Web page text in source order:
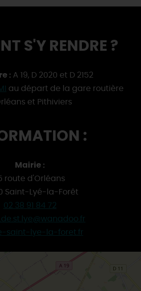
S'Y RENDRE ?
: A 19, D 2020 et D 2152
au départ de la gare routière
et Pithiviers
:
Mairie :
route d'Orléans
Saint-Lyé-la-Forêt
02 38 91 84 72
saint-lye-la-foret.fr